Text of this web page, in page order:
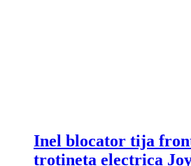
Inel blocator tija
trotineta electrica